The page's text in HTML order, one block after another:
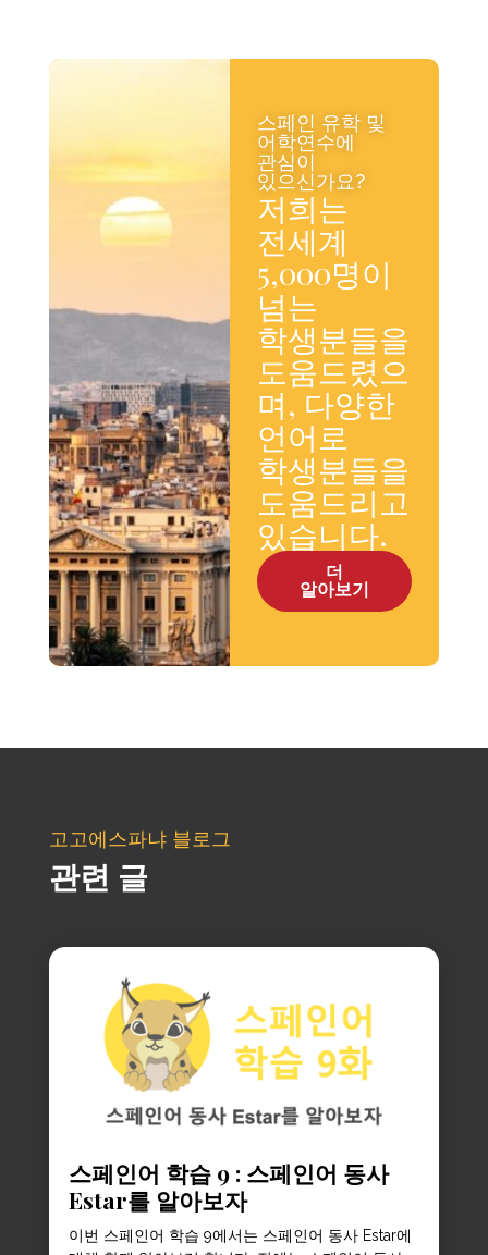
스페인 유학 및
어학연수에
관심이
있으신가요?
저희는
전세계
5,000명이
넘는
학생분들을
도움드렸으
며, 다양한
언어로
학생분들을
도움드리고
있습니다.
더
알아보기
고고에스파냐 블로그
관련 글
스페인어 학습 9 : 스페인어 동사
Estar를 알아보자
이번 스페인어 학습 9에서는 스페인어 동사 Estar에